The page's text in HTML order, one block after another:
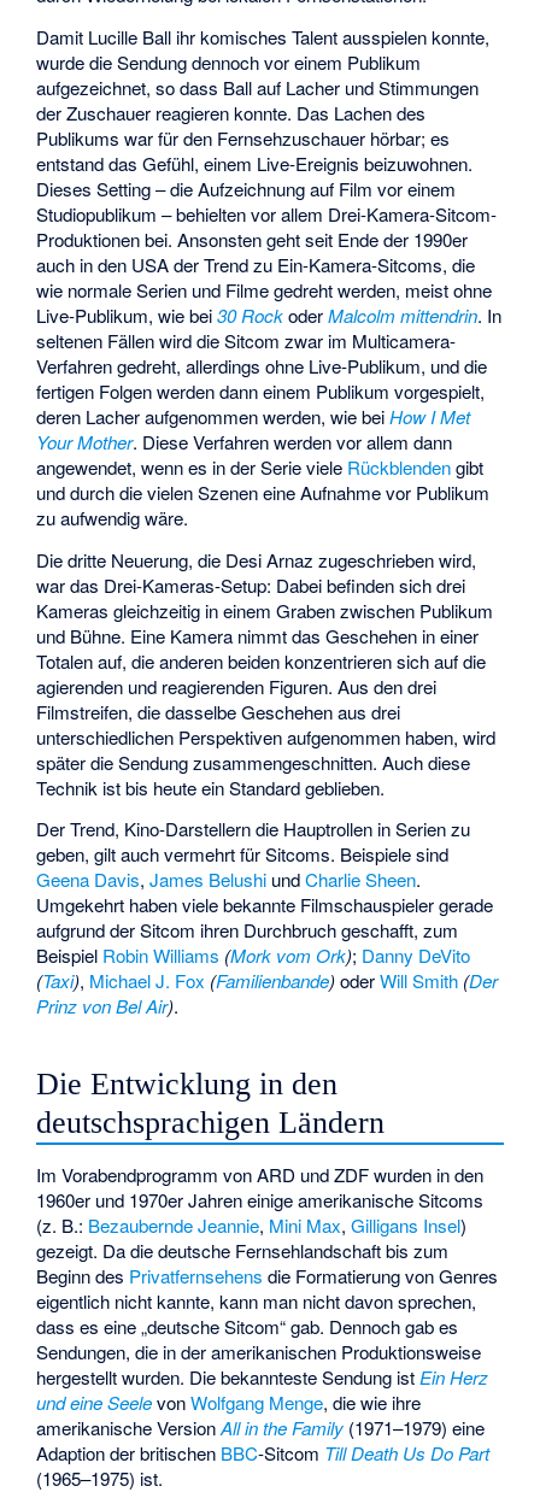
Damit Lucille Ball ihr komisches Talent ausspielen konnte,
wurde die Sendung dennoch vor einem Publikum
aufgezeichnet, so dass Ball auf Lacher und Stimmungen
der Zuschauer reagieren konnte. Das Lachen des
Publikums war für den Fernsehzuschauer hörbar; es
entstand das Gefühl, einem Live-Ereignis beizuwohnen.
Dieses Setting – die Aufzeichnung auf Film vor einem
Studiopublikum – behielten vor allem Drei-Kamera-Sitcom-
Produktionen bei. Ansonsten geht seit Ende der 1990er
auch in den USA der Trend zu Ein-Kamera-Sitcoms, die
wie normale Serien und Filme gedreht werden, meist ohne
Live-Publikum, wie bei30 RockoderMalcolm mittendrin. In
seltenen Fällen wird die Sitcom zwar im Multicamera-
Verfahren gedreht, allerdings ohne Live-Publikum, und die
fertigen Folgen werden dann einem Publikum vorgespielt,
deren Lacher aufgenommen werden, wie beiHow I Met
Your Mother. Diese Verfahren werden vor allem dann
angewendet, wenn es in der Serie viele Rückblendengibt
und durch die vielen Szenen eine Aufnahme vor Publikum
zu aufwendig wäre.
Die dritte Neuerung, die Desi Arnaz zugeschrieben wird,
war das Drei-Kameras-Setup: Dabei befinden sich drei
Kameras gleichzeitig in einem Graben zwischen Publikum
und Bühne. Eine Kamera nimmt das Geschehen in einer
Totalen auf, die anderen beiden konzentrieren sich auf die
agierenden und reagierenden Figuren. Aus den drei
Filmstreifen, die dasselbe Geschehen aus drei
unterschiedlichen Perspektiven aufgenommen haben, wird
später die Sendung zusammengeschnitten. Auch diese
Technik ist bis heute ein Standard geblieben.
Der Trend, Kino-Darstellern die Hauptrollen in Serien zu
geben, gilt auch vermehrt für Sitcoms. Beispiele sind
Geena Davis,James Belushi undCharlie Sheen.
Umgekehrt haben viele bekannte Filmschauspieler gerade
aufgrund der Sitcom ihren Durchbruch geschafft, zum
Beispiel Robin Williams (Mork vom Ork); Danny DeVito
(Taxi), Michael J. Fox (Familienbande)oderWill Smith (Der
Prinz von Bel Air).
Die Entwicklung in den
deutschsprachigen Ländern
Im Vorabendprogramm von ARD und ZDF wurden in den
1960er und 1970er Jahren einige amerikanische Sitcoms
(z. B.: Bezaubernde Jeannie, Mini Max,Gilligans Insel)
gezeigt. Da die deutsche Fernsehlandschaft bis zum
Beginn des Privatfernsehens die Formatierung von Genres
eigentlich nicht kannte, kann man nicht davon sprechen,
dass es eine „deutsche Sitcom“ gab. Dennoch gab es
Sendungen, die in der amerikanischen Produktionsweise
hergestellt wurden. Die bekannteste Sendung ist Ein Herz
und eine SeelevonWolfgang Menge, die wie ihre
amerikanische VersionAll in the Family (1971–1979) eine
Adaption der britischen BBC-Sitcom Till Death Us Do Part
(1965–1975) ist.